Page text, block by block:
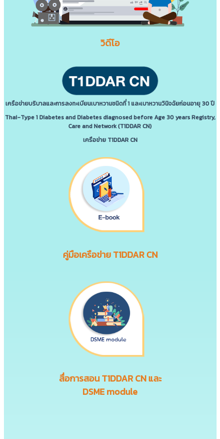
วิดีโอ
เครือข่ายบริบาลและการลงทะเบียนเบาหวานชนิดที่ 1 และเบาหวานวินิจฉัยก่อนอายุ 30 ปี
Thai-Type 1 Diabetes and Diabetes diagnosed before Age 30 years Registry,
Care and Network (T1DDAR CN)
เครือข่าย T1DDAR CN
คู่มือเครือข่าย T1DDAR CN
สื่อการสอนT1DDAR CNและ
DSME module